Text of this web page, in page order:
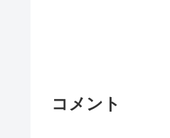
コメント